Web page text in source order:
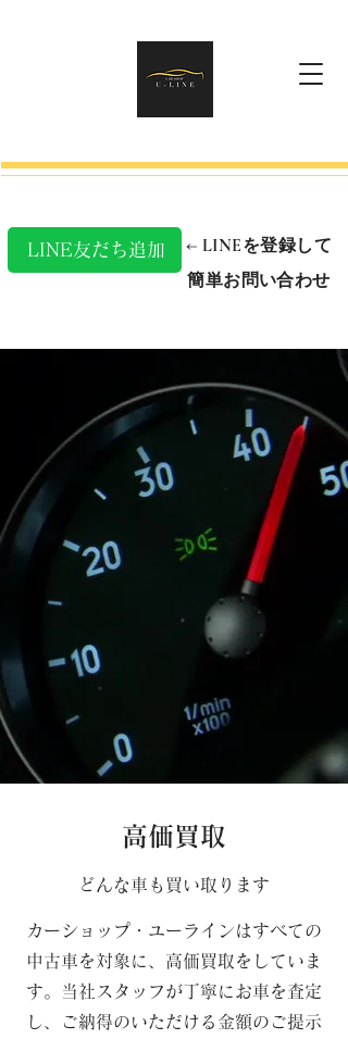
LINE友だち追加
​← LINEを登録して
簡単お問い合わせ
高価買取
どんな車も買い取ります
カーショップ・ユーラインはすべての
中古車を対象に、高価買取をしていま
す。当社スタッフが丁寧にお車を査定
し、ご納得のいただける金額のご提示